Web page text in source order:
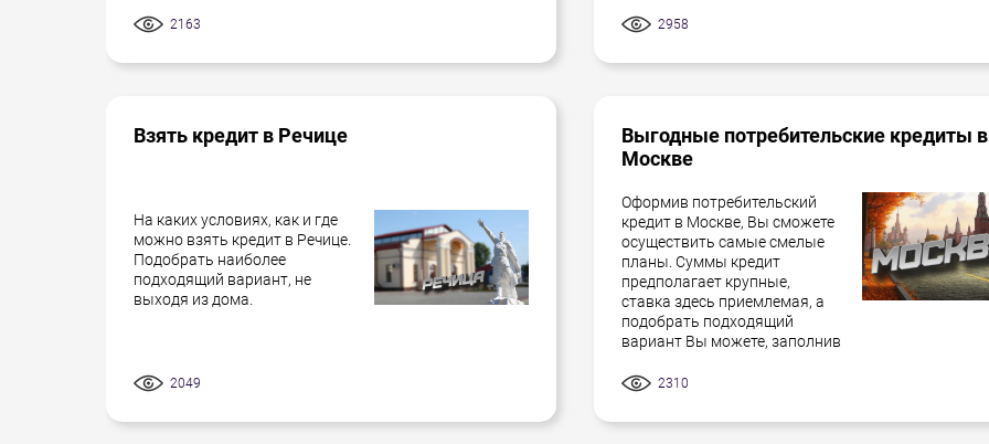
2163 2958
Взять кредит в Речице
На каких условиях, как и где
можно взять кредит в Речице.
Подобрать наиболее
подходящий вариант, не
выходя из дома.
2049
Выгодные потребительские кредиты в
Москве
Оформив потребительский
кредит в Москве, Вы сможете
осуществить самые смелые
планы. Суммы кредит
предполагает крупные,
ставка здесь приемлемая, а
подобрать подходящий
вариант Вы можете, заполнив
2310